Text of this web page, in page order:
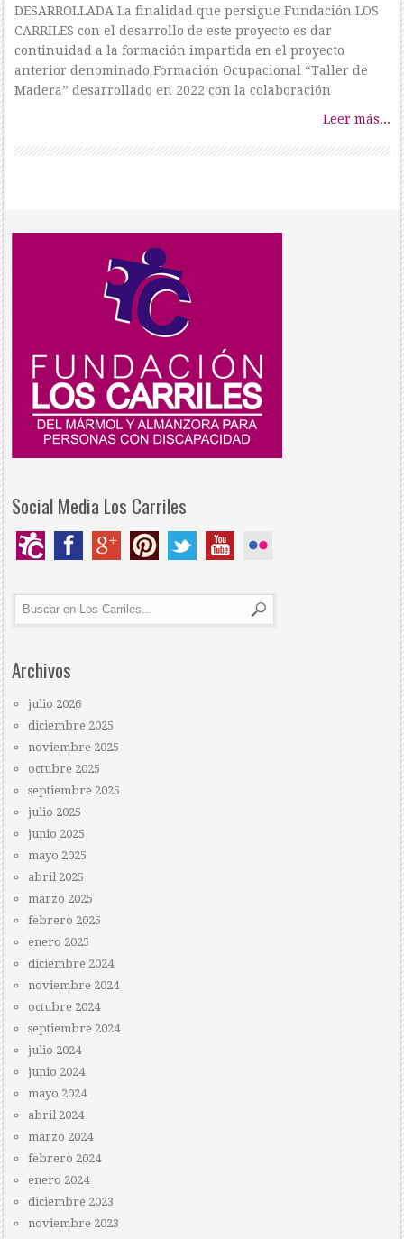
DESARROLLADA La finalidad que persigue Fundación LOS
CARRILES con el desarrollo de este proyecto es dar
continuidad a la formación impartida en el proyecto
anterior denominado Formación Ocupacional “Taller de
Madera” desarrollado en 2022 con la colaboración
Leer más...
Social Media Los Carriles
Archivos
julio 2026
diciembre 2025
noviembre 2025
octubre 2025
septiembre 2025
julio 2025
junio 2025
mayo 2025
abril 2025
marzo 2025
febrero 2025
enero 2025
diciembre 2024
noviembre 2024
octubre 2024
septiembre 2024
julio 2024
junio 2024
mayo 2024
abril 2024
marzo 2024
febrero 2024
enero 2024
diciembre 2023
noviembre 2023